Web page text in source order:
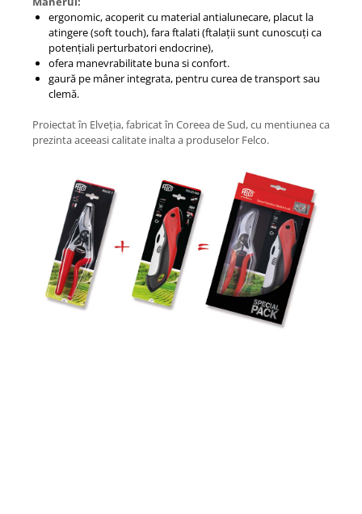
ergonomic, acoperit cu material antialunecare, placut la
atingere (soft touch), fara ftalati (ftalații sunt cunoscuți ca
potențiali perturbatori endocrine),
ofera manevrabilitate buna si confort.
gaură pe mâner integrata, pentru curea de transport sau
clemă.
Proiectat în Elveția, fabricat în Coreea de Sud, cu mentiunea ca
prezinta aceeasi calitate inalta a produselor Felco.